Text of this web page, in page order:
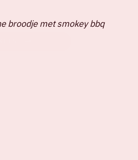
broodje met smokey bbq